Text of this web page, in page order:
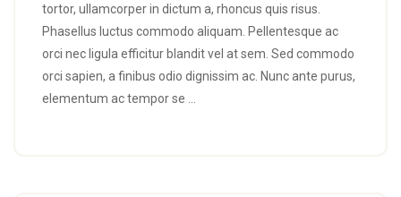
tortor, ullamcorper in dictum a, rhoncus quis risus.
Phasellus luctus commodo aliquam. Pellentesque ac
orci nec ligula efficitur blandit vel at sem. Sed commodo
orci sapien, a finibus odio dignissim ac. Nunc ante purus,
elementum ac tempor se …